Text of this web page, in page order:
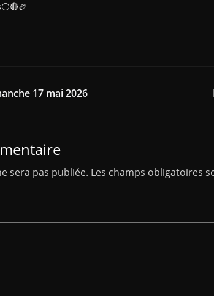
17 mai 2026
sera pas publiée. Les champs obligatoires